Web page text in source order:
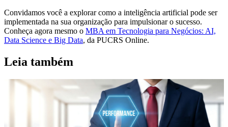
Convidamos você a explorar como a inteligência artificial pode ser
implementada na sua organização para impulsionar o sucesso.
Conheça agora mesmo o MBA em Tecnologia para Negócios: AI,
Data Science e Big Data, da PUCRS Online.
Leia também